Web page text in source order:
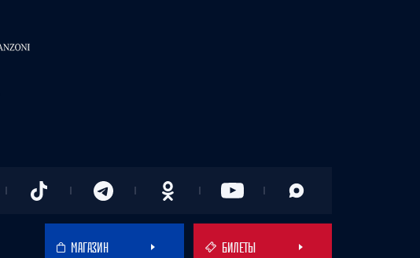
МАГАЗИН БИЛЕТЫ